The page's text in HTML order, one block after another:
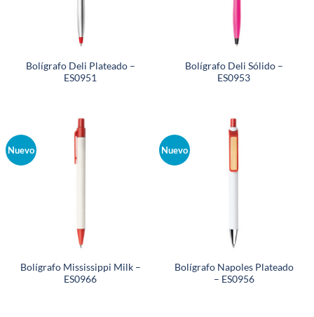
Bolígrafo Deli Plateado –
ES0951
Bolígrafo Deli Sólido –
ES0953
Nuevo
Bolígrafo Mississippi Milk –
ES0966
Nuevo
Bolígrafo Napoles Plateado
– ES0956